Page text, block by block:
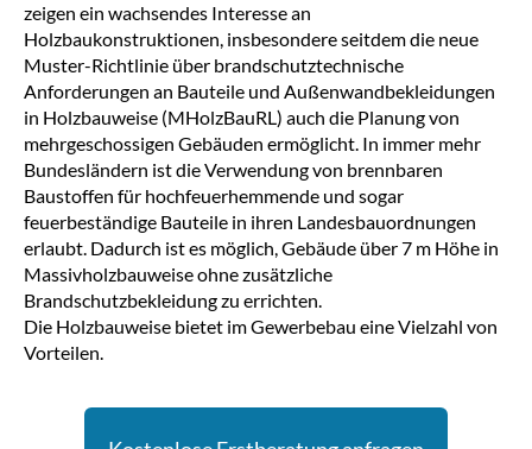
zeigen ein wachsendes Interesse an
Holzbaukonstruktionen, insbesondere seitdem die neue
Muster-Richtlinie über brandschutztechnische
Anforderungen an Bauteile und Außenwandbekleidungen
in Holzbauweise (MHolzBauRL) auch die Planung von
mehrgeschossigen Gebäuden ermöglicht. In immer mehr
Bundesländern ist die Verwendung von brennbaren
Baustoffen für hochfeuerhemmende und sogar
feuerbeständige Bauteile in ihren Landesbauordnungen
erlaubt. Dadurch ist es möglich, Gebäude über 7 m Höhe in
Massivholzbauweise ohne zusätzliche
Brandschutzbekleidung zu errichten.
Die Holzbauweise bietet im Gewerbebau eine Vielzahl von
Vorteilen.